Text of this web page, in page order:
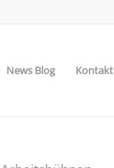
News Blog Kontakt